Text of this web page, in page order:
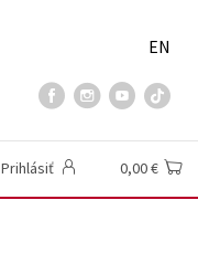
EN
Prihlásiť 0,00 €